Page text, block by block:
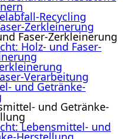
Recycling
Zerkleinerung
Faser-Zerkleinerung
Holz- und Faser-
Verarbeitung
und Getränke-
und Getränke-
Lebensmittel- und